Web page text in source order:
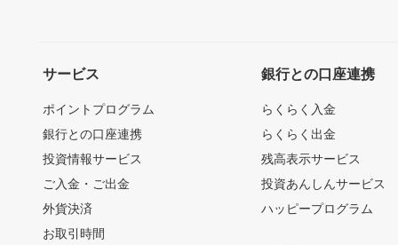
サービス
ポイントプログラム
銀行との口座連携
投資情報サービス
ご入金・ご出金
外貨決済
お取引時間
銀行との口座連携
らくらく入金
らくらく出金
残高表示サービス
投資あんしんサービス
ハッピープログラム